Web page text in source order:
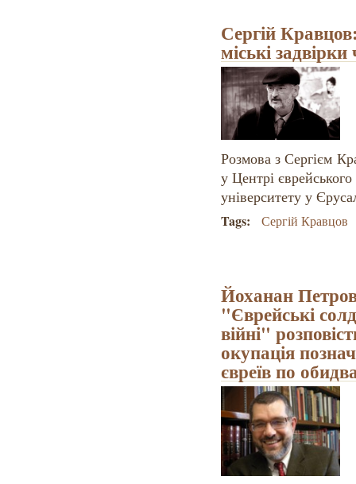
Сергій
міські
Розмова з Сергієм
у Центрі
університету у
Tags: Сергій Кравцов
Йоханан
"Єврейські
війні"
окупація
євреїв по